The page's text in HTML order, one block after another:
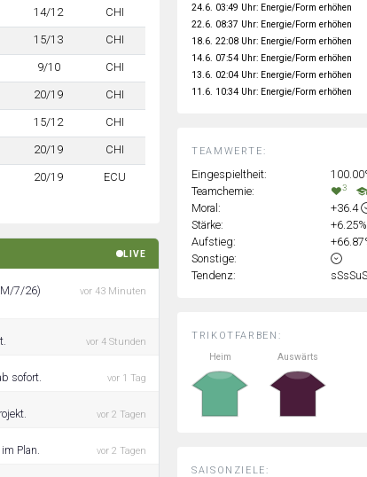
14/12 CHI
15/13 CHI
9/10 CHI
20/19 CHI
15/12 CHI
20/19 CHI
20/19 ECU
LIVE
7/26)
vor 43 Minuten
vor 4 Stunden
sofort. vor 1 Tag
vor 2 Tagen
Plan. vor 2 Tagen
TRIKOTFARBEN:
Heim
Auswärts
SAISONZIELE:
TEAMWERTE:
Eingespieltheit:
Teamchemie:
3
Moral:
+36.4
Stärke:
+6.25%
Aufstieg:
Sonstige:
Tendenz:
24.6. 03:49 Uhr: Energie/Form erhöhen
22.6. 08:37 Uhr: Energie/Form erhöhen
18.6. 22:08 Uhr: Energie/Form erhöhen
14.6. 07:54 Uhr: Energie/Form erhöhen
13.6. 02:04 Uhr: Energie/Form erhöhen
11.6. 10:34 Uhr: Energie/Form erhöhen